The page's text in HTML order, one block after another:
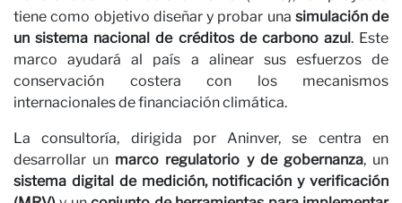
tiene como objetivo diseñar y probar una simulación de
un sistema nacional de créditos de carbono azul. Este
marco ayudará al país a alinear sus esfuerzos de
conservación costera con los mecanismos
internacionales de financiación climática.
La consultoría, dirigida por Aninver, se centra en
desarrollar un marco regulatorio y de gobernanza, un
sistema digital de medición, notificación y verificación